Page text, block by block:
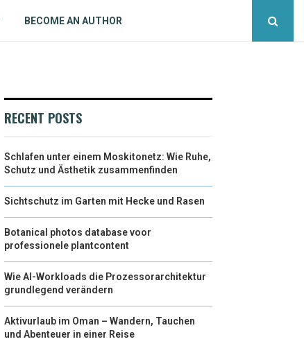
BECOME AN AUTHOR
RECENT POSTS
Schlafen unter einem Moskitonetz: Wie Ruhe,
Schutz und Ästhetik zusammenfinden
Sichtschutz im Garten mit Hecke und Rasen
Botanical photos database voor
professionele plantcontent
Wie AI-Workloads die Prozessorarchitektur
grundlegend verändern
Aktivurlaub im Oman – Wandern, Tauchen
und Abenteuer in einer Reise